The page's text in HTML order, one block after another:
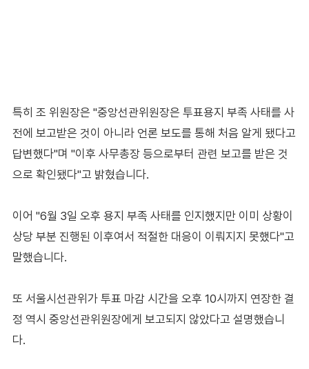
특히 조 위원장은 "중앙선관위원장은 투표용지 부족 사태를 사
전에 보고받은 것이 아니라 언론 보도를 통해 처음 알게 됐다고
답변했다"며 "이후 사무총장 등으로부터 관련 보고를 받은 것
으로 확인됐다"고 밝혔습니다.
이어 "6월 3일 오후 용지 부족 사태를 인지했지만 이미 상황이
상당 부분 진행된 이후여서 적절한 대응이 이뤄지지 못했다"고
말했습니다.
또 서울시선관위가 투표 마감 시간을 오후 10시까지 연장한 결
정 역시 중앙선관위원장에게 보고되지 않았다고 설명했습니
다.